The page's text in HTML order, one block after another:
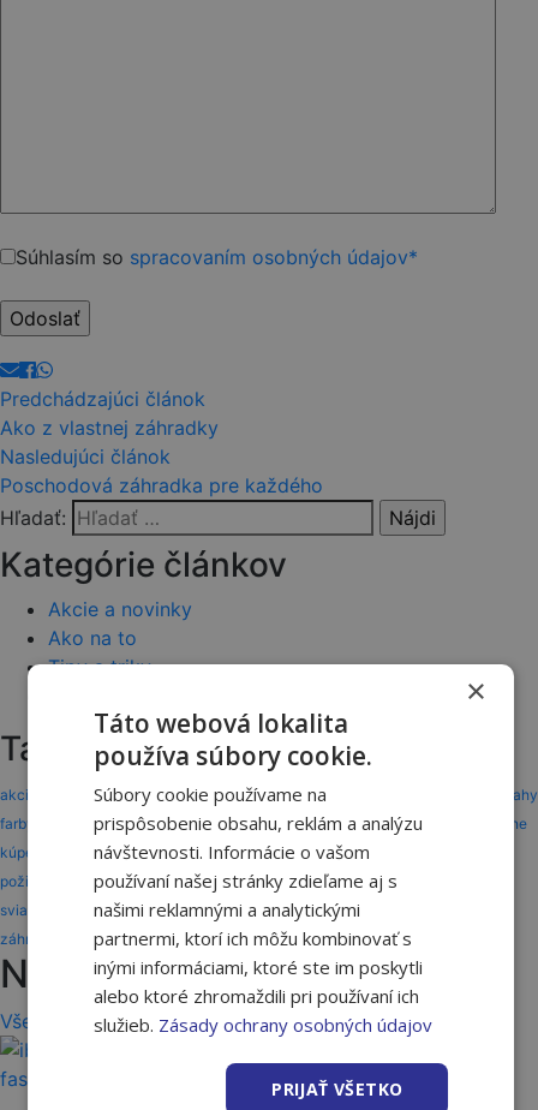
leave
this
field
Súhlasím so spracovaním osobných údajov*
Predchádzajúci článok
Ako z vlastnej záhradky
Nasledujúci článok
Poschodová záhradka pre každého
Hľadať:
Kategórie článkov
Akcie a novinky
Ako na to
Tipy a triky
Tagy
akcia ASAS benefit benefity darčeky dom
dvere a podlahy
farby a laky
gardena interiér karta partnera karta zákazníka katalóg
kúpeľne
kúpeľňa
kúrenie lepidlo nakupuj a užívaj náradie odmeny
požičovňa
služby solodoor stavba strecha a fasáda strechy
sviatky
vernostné programy vernostný program vianoce
záhrada
záhrada a okolie zľava
Novinky, tipy a triky
Všetky články
×
Táto webová lokalita
používa súbory cookie.
Súbory cookie používame na
prispôsobenie obsahu, reklám a analýzu
návštevnosti. Informácie o vašom
používaní našej stránky zdieľame aj s
našimi reklamnými a analytickými
partnermi, ktorí ich môžu kombinovať s
inými informáciami, ktoré ste im poskytli
alebo ktoré zhromaždili pri používaní ich
služieb. Zásady ochrany osobných údajov
PRIJAŤ VŠETKO